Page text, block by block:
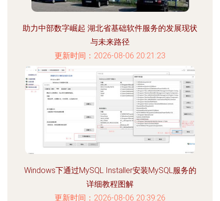
助力中部数字崛起 湖北省基础软件服务的发展现状
与未来路径
更新时间：2026-08-06 20:21:23
Windows下通过MySQL Installer安装MySQL服务的
详细教程图解
更新时间：2026-08-06 20:39:26